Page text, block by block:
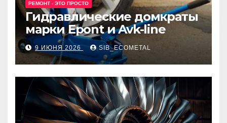
РЕМОНТ - ЭТО ПРОСТО
Гидравлические домкраты
марки Epont и Avk-line
9 ИЮНЯ 2026 SIB_ECOMETAL